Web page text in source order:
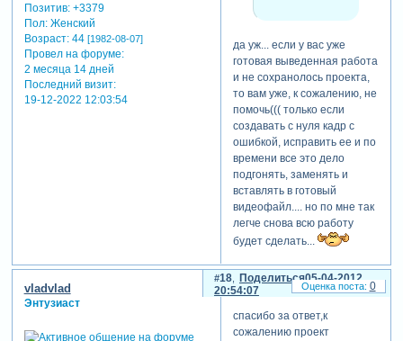
Позитив: +3379
Пол:Женский
Возраст:44 [1982-08-07]
Провел на форуме:
2 месяца 14 дней
Последний визит:
19-12-2022 12:03:54
да уж... если у вас уже
готовая выведенная работа
и не сохранолось проекта,
то вам уже, к сожалению, не
помочь((( только если
создавать с нуля кадр с
ошибкой, исправить ее и по
времени все это дело
подгонять, заменять и
вставлять в готовый
видеофайл.... но по мне так
легче снова всю работу
будет сделать...
Поделиться
18
05-04-2012
20:54:07
vladvlad
Энтузиаст
спасибо за ответ,к
сожалению проект
0